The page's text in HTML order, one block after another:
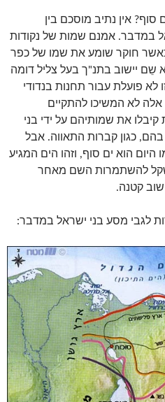
סוף? אין נתיב מוסכם בין
במדבר. אמנם שמות של נקודות
חוקר שומע את שמו של כפר
שֵם יישוב בתנ"ך בעל צליל דומה
פועלת עבור תחנות בנדודי
לא המשיכו להתקיים
את שמותיהם על ידי בני
כגון קברות התאווה. אבל
הוא ים סוף, וזהו הים המגיע
להשתמרות השם מאחר
קטנה.
לגבי מסע בני ישראל במדבר: